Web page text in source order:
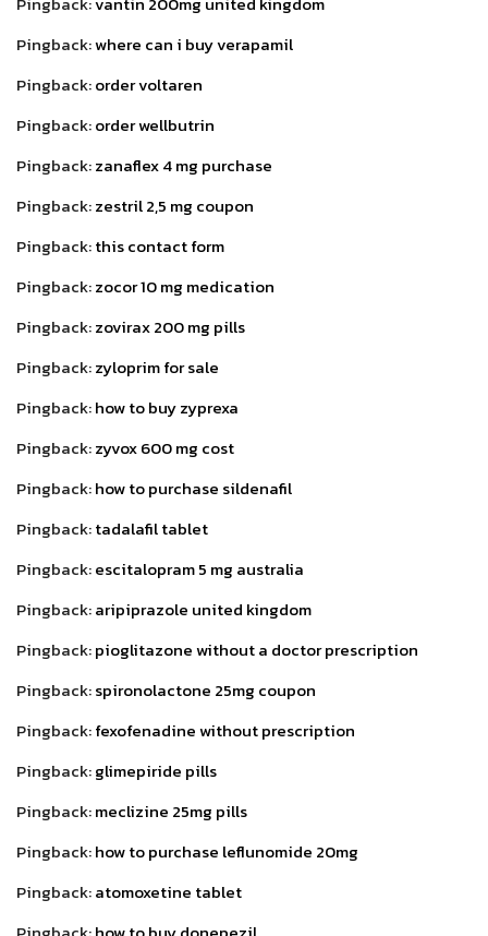
Pingback:where can i buy verapamil
Pingback:order voltaren
Pingback:order wellbutrin
Pingback:zanaflex 4 mg purchase
Pingback:zestril 2,5 mg coupon
Pingback:this contact form
Pingback:zocor 10 mg medication
Pingback:zovirax 200 mg pills
Pingback:zyloprim for sale
Pingback:how to buy zyprexa
Pingback:zyvox 600 mg cost
Pingback:how to purchase sildenafil
Pingback:tadalafil tablet
Pingback:escitalopram 5 mg australia
Pingback:aripiprazole united kingdom
Pingback:pioglitazone without a doctor prescription
Pingback:spironolactone 25mg coupon
Pingback:fexofenadine without prescription
Pingback:glimepiride pills
Pingback:meclizine 25mg pills
Pingback:how to purchase leflunomide 20mg
Pingback:atomoxetine tablet